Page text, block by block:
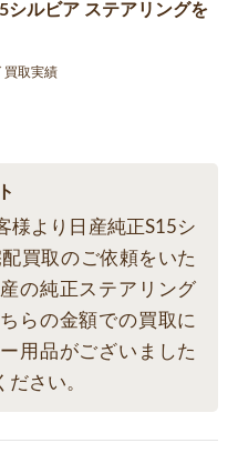
シルビア ステアリングを
買取実績
様より日産純正S15シ
買取のご依頼をいた
の純正ステアリング
らの金額での買取に
用品がございました
さい。